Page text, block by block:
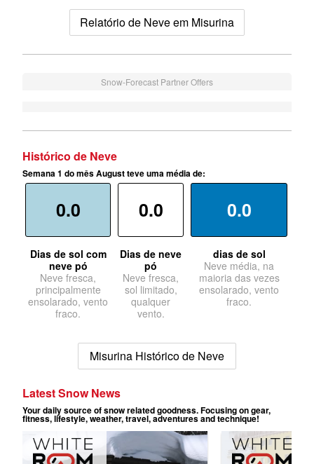
Relatório de Neve em Misurina
Snow-Forecast Partner Offers
Histórico de Neve
Semana 1 do mês August teve uma média de:
0.0
Dias de sol com
neve pó
Neve fresca,
principalmente
ensolarado, vento
fraco.
0.0
Dias de neve
pó
Neve fresca,
sol limitado,
qualquer
vento.
0.0
dias de sol
Neve média, na
maioria das vezes
ensolarado, vento
fraco.
Misurina Histórico de Neve